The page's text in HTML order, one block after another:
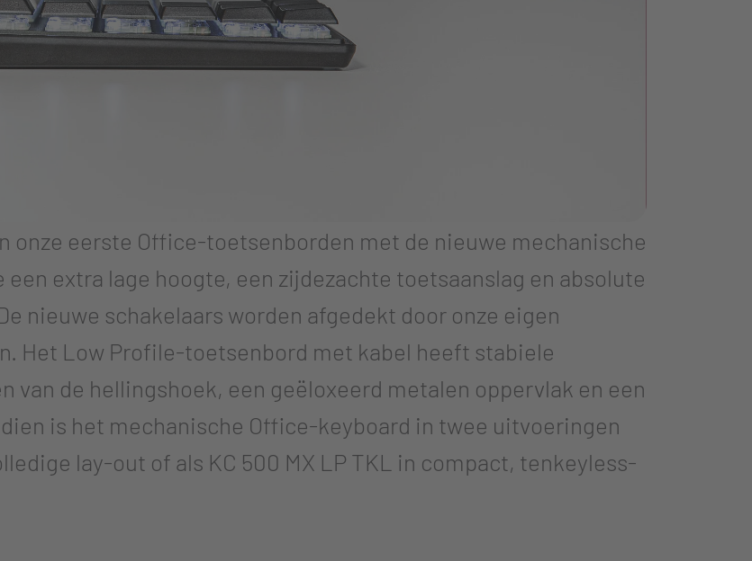
onze eerste Office-toetsenborden met de nieuwe mechanische
een extra lage hoogte, een zijdezachte toetsaanslag en absolute
nieuwe schakelaars worden afgedekt door onze eigen
Het Low Profile-toetsenbord met kabel heeft stabiele
van de hellingshoek, een geëloxeerd metalen oppervlak en een
is het mechanische Office-keyboard in twee uitvoeringen
lay-out of als KC 500 MX LP TKL in compact, tenkeyless-